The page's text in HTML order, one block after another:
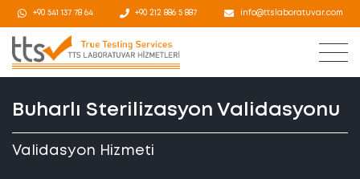
+90 541 137 78 64 +90 212 886 5 887 info@ttslaboratuvar.com
Buharlı Sterilizasyon Validasyonu
Validasyon Hizmeti